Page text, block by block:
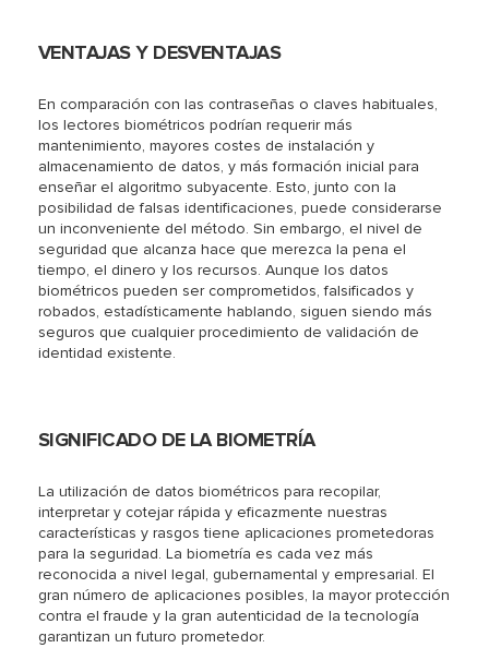
VENTAJAS Y DESVENTAJAS
En comparación con las contraseñas o claves habituales,
los lectores biométricos podrían requerir más
mantenimiento, mayores costes de instalación y
almacenamiento de datos, y más formación inicial para
enseñar el algoritmo subyacente. Esto, junto con la
posibilidad de falsas identificaciones, puede considerarse
un inconveniente del método. Sin embargo, el nivel de
seguridad que alcanza hace que merezca la pena el
tiempo, el dinero y los recursos. Aunque los datos
biométricos pueden ser comprometidos, falsificados y
robados, estadísticamente hablando, siguen siendo más
seguros que cualquier procedimiento de validación de
identidad existente.
SIGNIFICADO DE LA BIOMETRÍA
La utilización de datos biométricos para recopilar,
interpretar y cotejar rápida y eficazmente nuestras
características y rasgos tiene aplicaciones prometedoras
para la seguridad. La biometría es cada vez más
reconocida a nivel legal, gubernamental y empresarial. El
gran número de aplicaciones posibles, la mayor protección
contra el fraude y la gran autenticidad de la tecnología
garantizan un futuro prometedor.